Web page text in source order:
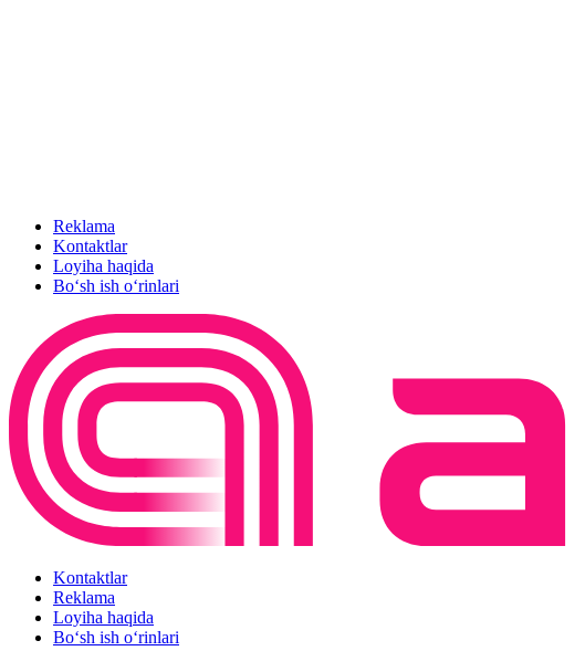
Reklama
Kontaktlar
Loyiha haqida
Bo‘sh ish o‘rinlari
Kontaktlar
Reklama
Loyiha haqida
Bo‘sh ish o‘rinlari